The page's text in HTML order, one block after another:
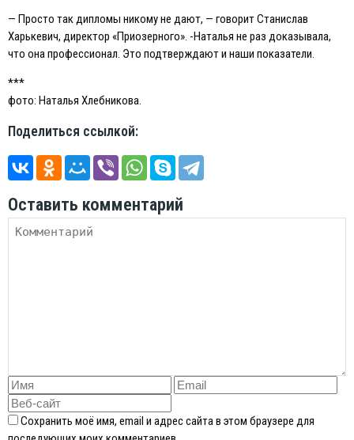
— Просто так дипломы никому не дают, — говорит Станислав
Харькевич, директор «Приозерного». -Наталья не раз доказывала,
что она профессионал. Это подтверждают и наши показатели.
***
фото: Наталья Хлебникова.
Поделиться ссылкой:
Оставить комментарий
Сохранить моё имя, email и адрес сайта в этом браузере для